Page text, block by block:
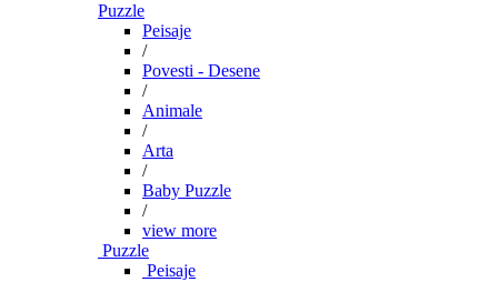
Puzzle
Peisaje
/
Povesti - Desene
/
Animale
/
Arta
/
Baby Puzzle
/
view more
Puzzle
Peisaje